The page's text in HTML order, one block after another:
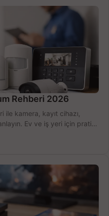
Rehberi 2026
kamera, kayıt cihazı,
Ev ve iş yeri için pratik